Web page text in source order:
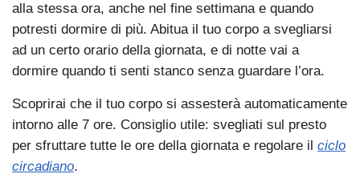
alla stessa ora, anche nel fine settimana e quando
potresti dormire di più. Abitua il tuo corpo a svegliarsi
ad un certo orario della giornata, e di notte vai a
dormire quando ti senti stanco senza guardare l’ora.
Scoprirai che il tuo corpo si assesterà automaticamente
intorno alle 7 ore. Consiglio utile: svegliati sul presto
per sfruttare tutte le ore della giornata e regolare il ciclo
circadiano.